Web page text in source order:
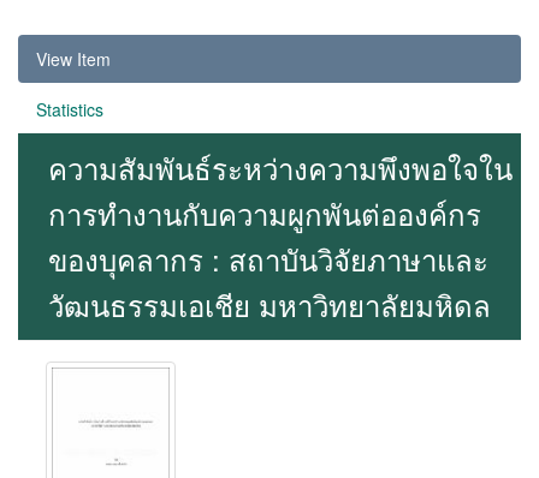
View Item
Statistics
ความสัมพันธ์ระหว่างความพึงพอใจใน
การทำงานกับความผูกพันต่อองค์กร
ของบุคลากร : สถาบันวิจัยภาษาและ
วัฒนธรรมเอเชีย มหาวิทยาลัยมหิดล